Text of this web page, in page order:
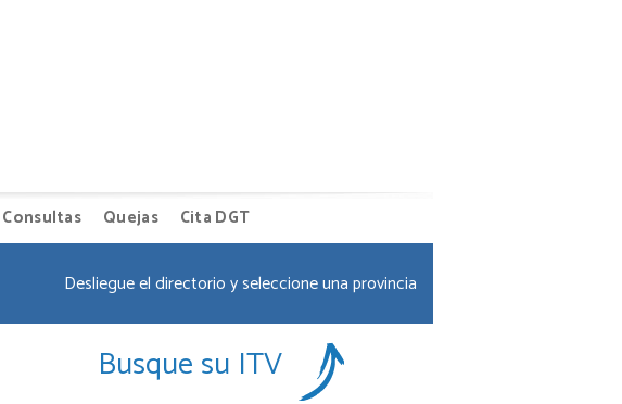
Consultas Quejas Cita DGT
Desliegue el directorio y seleccione una provincia
Busque su ITV